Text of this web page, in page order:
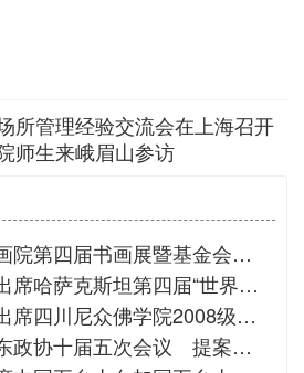
所管理经验交流会在上海召开
师生来峨眉山参访
峨眉山大光明书画院第四届书画展暨基金会慈善义卖展开展
中国宗教代表团出席哈萨克斯坦第四届“世界和传统宗教领袖大会”
于迎社副巡视员出席四川尼众佛学院2008级本科班毕业典礼
明哲长老出席山东政协十届五次会议 提案弘扬佛教文化